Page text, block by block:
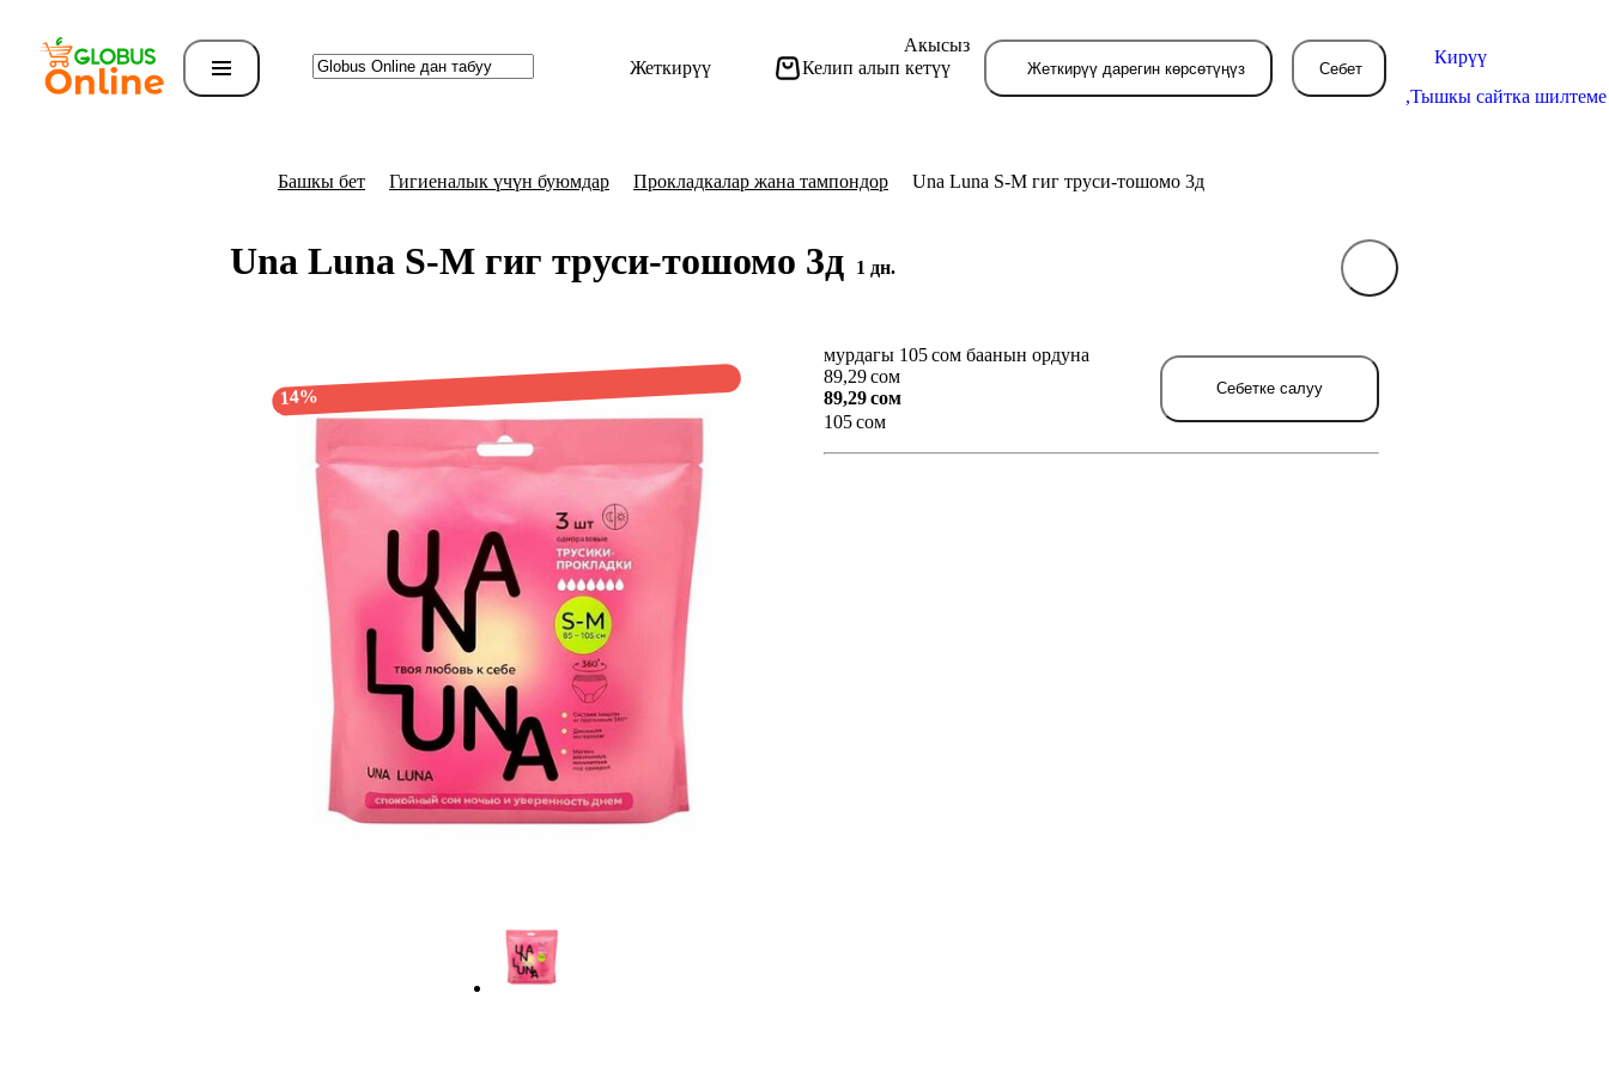
Жеткирүү Келип алып кетүү
Акысыз
Жеткирүү дарегин көрсөтүңүз Себет
Кирүү
,Тышкы сайтка шилтеме
Башкы бет Гигиеналык үчүн буюмдар Прокладкалар жана тампондор Una Luna S-M гиг труси-тошомо 3д
Una Luna S-M гиг труси-тошомо 3д 1 дн.
14%
мурдагы 105 сом баанын ордуна
89,29 сом
89,29 сом
105 сом
Себетке салуу
Бул жерде сиз буйрутма берген
товарлар пайда болот.